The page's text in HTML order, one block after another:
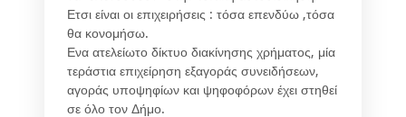
Ετσι είναι οι επιχειρήσεις : τόσα επενδύω ,τόσα
θα κονομήσω.
Ενα ατελείωτο δίκτυο διακίνησης χρήματος, μία
τεράστια επιχείρηση εξαγοράς συνειδήσεων,
αγοράς υποψηφίων και ψηφοφόρων έχει στηθεί
σε όλο τον Δήμο.